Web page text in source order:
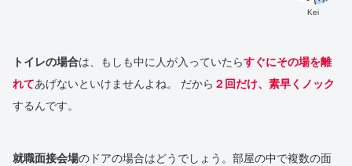
Kei
トイレの場合は、もしも中に人が入っていたらすぐにその場を離
れてあげないといけませんよね。 だから ２回だけ、素早くノック
するんです。
就職面接会場のドアの場合はどうでしょう。部屋の中で複数の面